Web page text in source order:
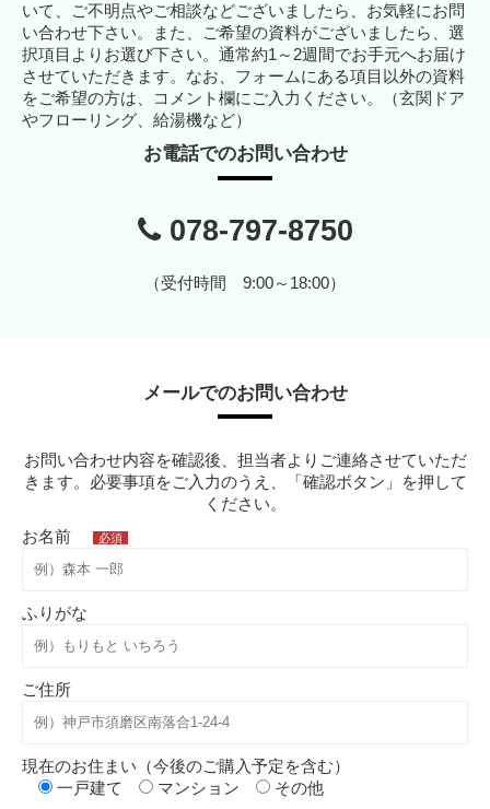
いて、ご不明点やご相談などございましたら、お気軽にお問
い合わせ下さい。また、ご希望の資料がございましたら、選
択項目よりお選び下さい。通常約1～2週間でお手元へお届け
させていただきます。なお、フォームにある項目以外の資料
をご希望の方は、コメント欄にご入力ください。（玄関ドア
やフローリング、給湯機など）
お電話でのお問い合わせ
078-797-8750
（受付時間 9:00～18:00）
メールでのお問い合わせ
お問い合わせ内容を確認後、担当者よりご連絡させていただ
きます。必要事項をご入力のうえ、「確認ボタン」を押して
ください。
お名前
必須
ふりがな
ご住所
現在のお住まい（今後のご購入予定を含む）
一戸建て
マンション
その他